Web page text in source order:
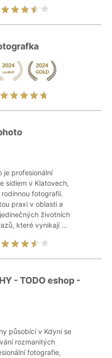
je profesionální
sídlem v Klatovech,
fotografii.
praxi v oblasti a
životních
které vynikají ...
- TODO eshop -
působící v Kdyni se
rozmanitých
fotografie,